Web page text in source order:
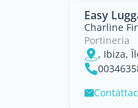
Easy
Charline
Portineria
, Ibiza,